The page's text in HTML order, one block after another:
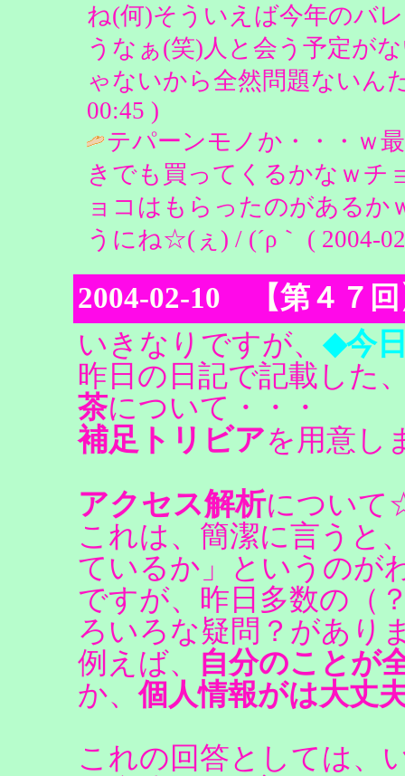
ね(何)そういえば今年のバ
うなぁ(笑)人と会う予定が
ゃないから全然問題ないん
00:45 )
テパーンモノか・・・ｗ
きでも買ってくるかなｗチ
ョコはもらったのがあるか
うにね☆(ぇ) / (´ρ｀ ( 2004-
2004-02-10 【第４７
いきなりですが、 ◆今
昨日の日記で記載した
茶について・・・
補足トリビアを用意し
アクセス解析につい
これは、簡潔に言うと
ているか」というのが
ですが、昨日多数の（
ろいろな疑問？があり
例えば、
自分のことが
か、個人情報がは大丈
これの回答としては、